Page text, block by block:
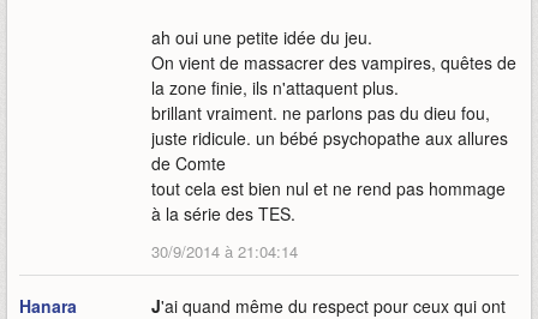
ah oui une petite idée du jeu.
On vient de massacrer des vampires, quêtes de
la zone finie, ils n'attaquent plus.
brillant vraiment. ne parlons pas du dieu fou,
juste ridicule. un bébé psychopathe aux allures
de Comte
tout cela est bien nul et ne rend pas hommage
à la série des TES.
30/9/2014 à 21:04:14
Hanara J'ai quand même du respect pour ceux qui ont